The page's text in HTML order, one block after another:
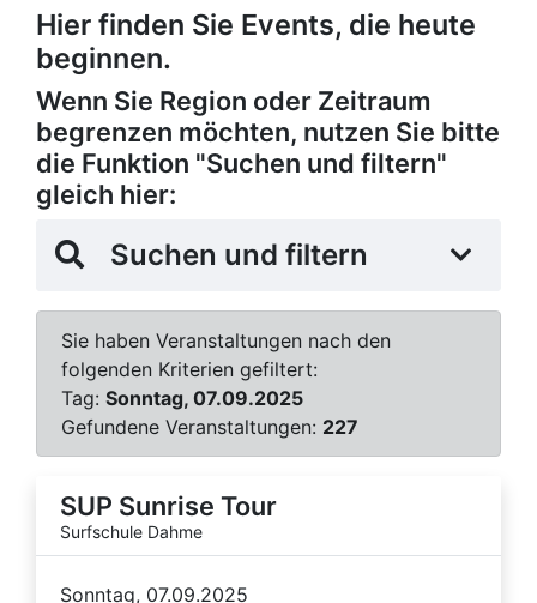
Hier finden Sie Events, die heute
beginnen.
Wenn Sie Region oder Zeitraum
begrenzen möchten, nutzen Sie bitte
die Funktion "Suchen und filtern"
gleich hier:
Suchen und filtern
Sie haben Veranstaltungen nach den
folgenden Kriterien gefiltert:
Tag: Sonntag, 07.09.2025
Gefundene Veranstaltungen: 227
SUP Sunrise Tour
Surfschule Dahme
Sonntag, 07.09.2025